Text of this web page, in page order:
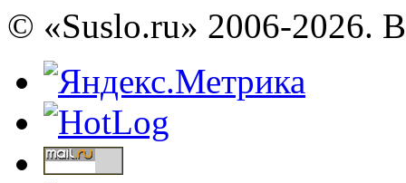
© «Suslo.ru» 2006-2026.